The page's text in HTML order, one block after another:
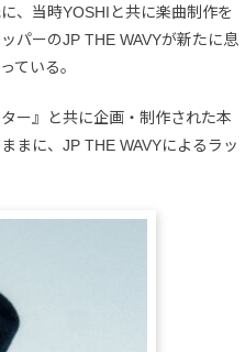
、当時YOSHIと共に楽曲制作を
パーのJP THE WAVYが新たに息
ている。
ー』と共に企画・制作された本
まに、JP THE WAVYによるラッ